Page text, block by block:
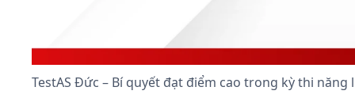
TestAS Đức – Bí quyết đạt điểm cao trong kỳ thi năng